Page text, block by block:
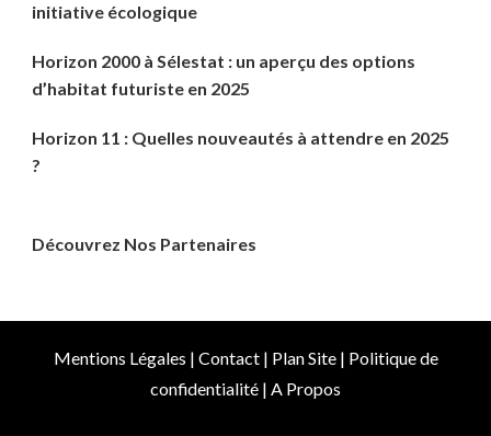
initiative écologique
Horizon 2000 à Sélestat : un aperçu des options
d’habitat futuriste en 2025
Horizon 11 : Quelles nouveautés à attendre en 2025
?
Découvrez Nos Partenaires
Mentions Légales | Contact| Plan Site| Politique de
confidentialité | A Propos